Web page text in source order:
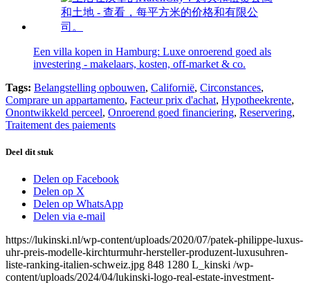
Een villa kopen in Hamburg: Luxe onroerend goed als
investering - makelaars, kosten, off-market & co.
Tags: Belangstelling opbouwen, Californië, Circonstances,
Comprare un appartamento, Facteur prix d'achat, Hypotheekrente,
Onontwikkeld perceel, Onroerend goed financiering, Reservering,
Traitement des paiements
Deel dit stuk
Delen op Facebook
Delen op X
Delen op WhatsApp
Delen via e-mail
https://lukinski.nl/wp-content/uploads/2020/07/patek-philippe-luxus-
uhr-preis-modelle-kirchturmuhr-hersteller-produzent-luxusuhren-
liste-ranking-italien-schweiz.jpg 848 1280 L_kinski /wp-
content/uploads/2024/04/lukinski-logo-real-estate-investment-